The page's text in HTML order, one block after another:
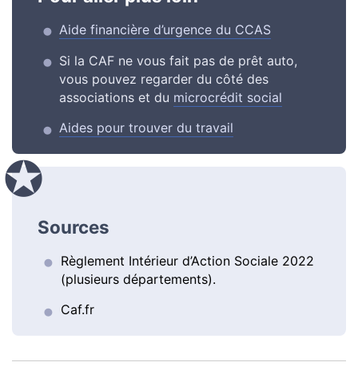
Aide financière d’urgence du CCAS
Si la CAF ne vous fait pas de prêt auto,
vous pouvez regarder du côté des
associations et du microcrédit social
Aides pour trouver du travail
Sources
Règlement Intérieur d’Action Sociale 2022
(plusieurs départements).
Caf.fr